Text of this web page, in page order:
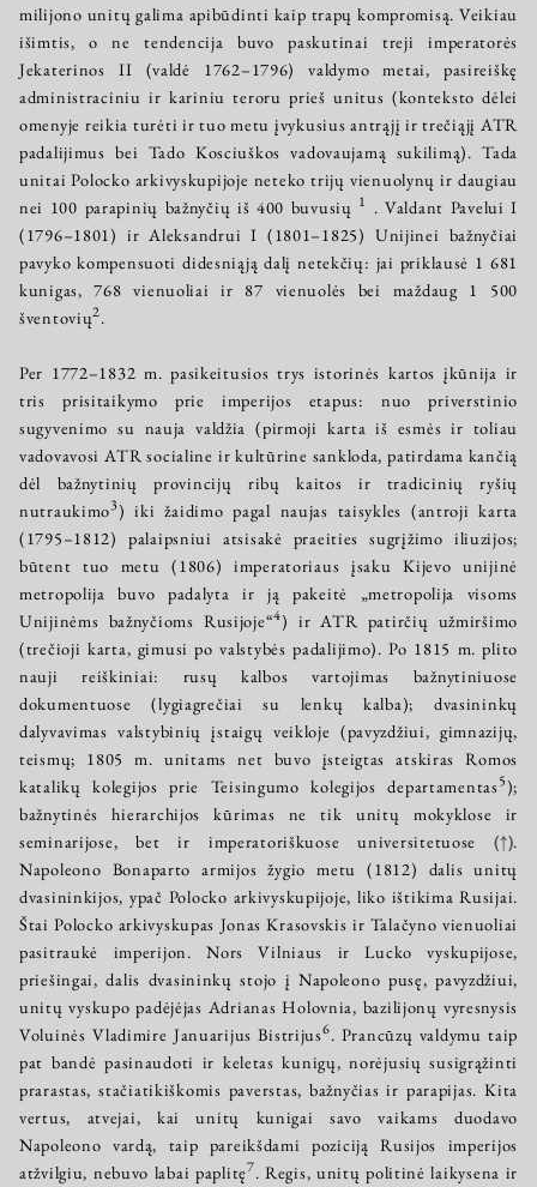
milijono unitų galima apibūdinti kaip trapų kompromisą. Veikiau
išimtis, o ne tendencija buvo paskutinai treji imperatorės
Jekaterinos II (valdė 1762–1796) valdymo metai, pasireiškę
administraciniu ir kariniu teroru prieš unitus (konteksto dėlei
omenyje reikia turėti ir tuo metu įvykusius antrąjį ir trečiąjį ATR
padalijimus bei Tado Kosciuškos vadovaujamą sukilimą). Tada
unitai Polocko arkivyskupijoje neteko trijų vienuolynų ir daugiau
nei 100 parapinių bažnyčių iš 400 buvusių 1 . Valdant Pavelui I
(1796–1801) ir Aleksandrui I (1801–1825) Unijinei bažnyčiai
pavyko kompensuoti didesniąją dalį netekčių: jai priklausė 1 681
kunigas, 768 vienuoliai ir 87 vienuolės bei maždaug 1 500
šventovių2.
Per 1772–1832 m. pasikeitusios trys istorinės kartos įkūnija ir
tris prisitaikymo prie imperijos etapus: nuo priverstinio
sugyvenimo su nauja valdžia (pirmoji karta iš esmės ir toliau
vadovavosi ATR socialine ir kultūrine sankloda, patirdama kančią
dėl bažnytinių provincijų ribų kaitos ir tradicinių ryšių
nutraukimo3) iki žaidimo pagal naujas taisykles (antroji karta
(1795–1812) palaipsniui atsisakė praeities sugrįžimo iliuzijos;
būtent tuo metu (1806) imperatoriaus įsaku Kijevo unijinė
metropolija buvo padalyta ir ją pakeitė „metropolija visoms
Unijinėms bažnyčioms Rusijoje“4) ir ATR patirčių užmiršimo
(trečioji karta, gimusi po valstybės padalijimo). Po 1815 m. plito
nauji reiškiniai: rusų kalbos vartojimas bažnytiniuose
dokumentuose (lygiagrečiai su lenkų kalba); dvasininkų
dalyvavimas valstybinių įstaigų veikloje (pavyzdžiui, gimnazijų,
teismų; 1805 m. unitams net buvo įsteigtas atskiras Romos
katalikų kolegijos prie Teisingumo kolegijos departamentas5);
bažnytinės hierarchijos kūrimas ne tik unitų mokyklose ir
seminarijose, bet ir imperatoriškuose universitetuose(↑).
Napoleono Bonaparto armijos žygio metu (1812) dalis unitų
dvasininkijos, ypač Polocko arkivyskupijoje, liko ištikima Rusijai.
Štai Polocko arkivyskupas Jonas Krasovskis ir Talačyno vienuoliai
pasitraukė imperijon. Nors Vilniaus ir Lucko vyskupijose,
priešingai, dalis dvasininkų stojo į Napoleono pusę, pavyzdžiui,
unitų vyskupo padėjėjas Adrianas Holovnia, bazilijonų vyresnysis
Voluinės Vladimire Januarijus Bistrijus6. Prancūzų valdymu taip
pat bandė pasinaudoti ir keletas kunigų, norėjusių susigrąžinti
prarastas, stačiatikiškomis paverstas, bažnyčias ir parapijas. Kita
vertus, atvejai, kai unitų kunigai savo vaikams duodavo
Napoleono vardą, taip pareikšdami poziciją Rusijos imperijos
atžvilgiu, nebuvo labai paplitę7. Regis, unitų politinė laikysena ir